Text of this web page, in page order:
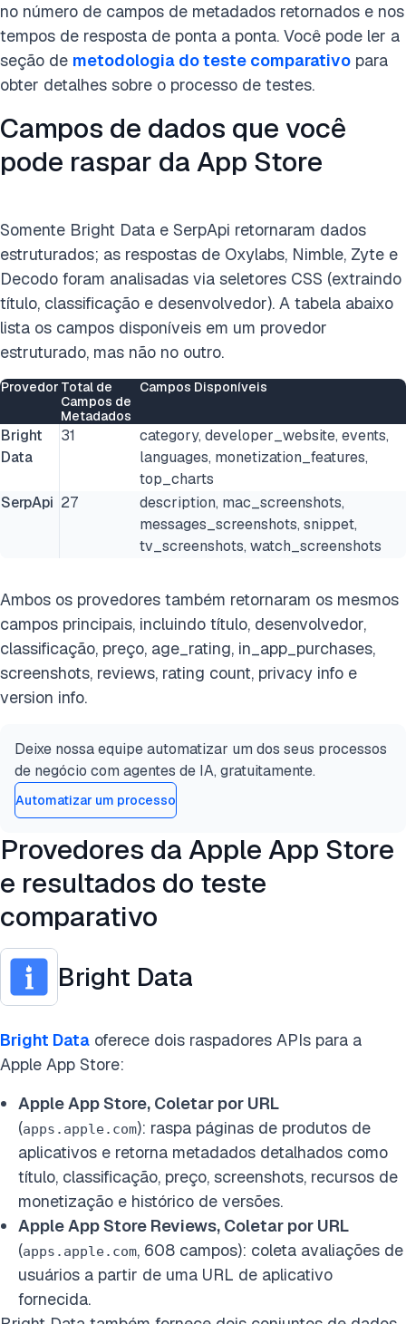
no número de campos de metadados retornados e nos
tempos de resposta de ponta a ponta. Você pode ler a
seção de metodologia do teste comparativo para
obter detalhes sobre o processo de testes.
Campos de dados que você
pode raspar da App Store
Somente Bright Data e SerpApi retornaram dados
estruturados; as respostas de Oxylabs, Nimble, Zyte e
Decodo foram analisadas via seletores CSS (extraindo
título, classificação e desenvolvedor). A tabela abaixo
lista os campos disponíveis em um provedor
estruturado, mas não no outro.
Provedor Total de
Campos de
Metadados
Campos Disponíveis
Bright
Data
31
category, developer_website, events,
languages, monetization_features,
top_charts
SerpApi 27
description, mac_screenshots,
messages_screenshots, snippet,
tv_screenshots, watch_screenshots
Ambos os provedores também retornaram os mesmos
campos principais, incluindo título, desenvolvedor,
classificação, preço, age_rating, in_app_purchases,
screenshots, reviews, rating count, privacy info e
version info.
Deixe nossa equipe automatizar um dos seus processos
de negócio com agentes de IA, gratuitamente.
Automatizar um processo
Provedores da Apple App Store
e resultados do teste
comparativo
Bright Data
Bright Data oferece dois raspadores APIs para a
Apple App Store:
Apple App Store, Coletar por URL
(apps.apple.com): raspa páginas de produtos de
aplicativos e retorna metadados detalhados como
título, classificação, preço, screenshots, recursos de
monetização e histórico de versões.
Apple App Store Reviews, Coletar por URL
(apps.apple.com, 608 campos): coleta avaliações de
usuários a partir de uma URL de aplicativo
fornecida.